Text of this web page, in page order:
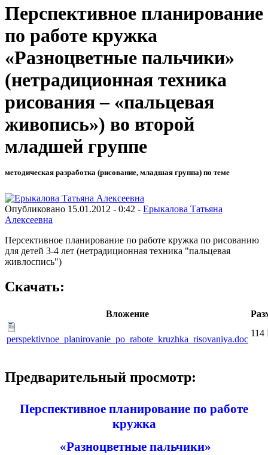
Перспективное планирование
по работе кружка
«Разноцветные пальчики»
(нетрадиционная техника
рисования – «пальцевая
живопись») во второй
младшей группе
методическая разработка (рисование, младшая группа) по теме
Опубликовано 15.01.2012 - 0:42 - Ерыкалова Татьяна
Алексеевна
Персективное планирование по работе кружка по рисованию
для детей 3-4 лет (нетрадиционная техника "пальцевая
живлоспись")
Скачать:
Вложение
perspektivnoe_planirovanie_po_rabote_kruzhka_risovaniya.doc
Предварительный просмотр:
Перспективное планирование по работе
кружка
«Разноцветные пальчики»